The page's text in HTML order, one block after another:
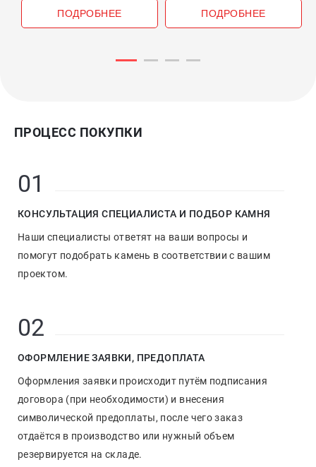
ПОДРОБНЕЕ ПОДРОБНЕЕ
ПРОЦЕСС ПОКУПКИ
01
КОНСУЛЬТАЦИЯ СПЕЦИАЛИСТА И ПОДБОР КАМНЯ
Наши специалисты ответят на ваши вопросы и
помогут подобрать камень в соответствии с вашим
проектом.
02
ОФОРМЛЕНИЕ ЗАЯВКИ, ПРЕДОПЛАТА
Оформления заявки происходит путём подписания
договора (при необходимости) и внесения
символической предоплаты, после чего заказ
отдаётся в производство или нужный объем
резервируется на складе.